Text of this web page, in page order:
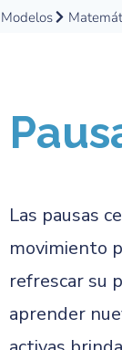
Modelos
Las pausas
movimiento
refrescar su
aprender